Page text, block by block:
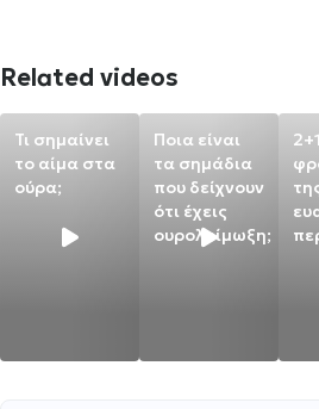
Related videos
Τι σημαίνει
το αίμα στα
ούρα;
Ποια είναι
τα σημάδια
που δείχνουν
ότι έχεις
ουρολοίμωξη;